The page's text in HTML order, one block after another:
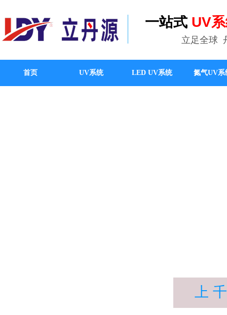
一站式 UV
立足全球
首页 UV系统 LED UV系统 氮气UV系
上